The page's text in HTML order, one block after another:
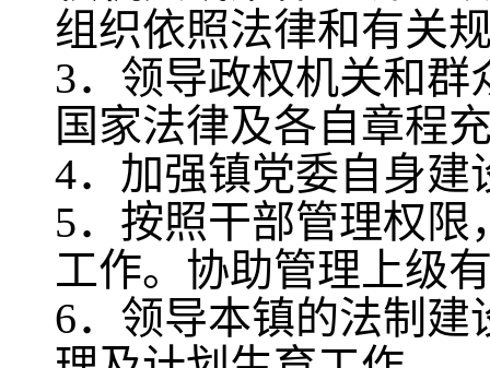
组织依照法律和有关
3．领导政权机关和
国家法律及各自章程
4．加强镇党委自身
5．按照干部管理权
工作。协助管理上级
6．领导本镇的法制